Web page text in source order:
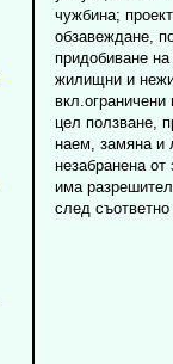
чужбина;
обзавеждане,
придобиване
жилищни и
цел ползване,
наем, замяна и
незабранена от
има
след